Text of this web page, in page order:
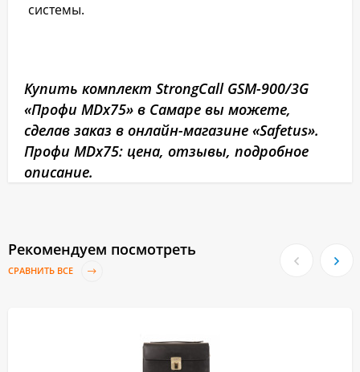
системы.
Купить комплект StrongCall GSM-900/3G
«Профи MDх75» в Самаре вы можете,
сделав заказ в онлайн-магазине «Safetus».
Профи MDх75: цена, отзывы, подробное
описание.
Рекомендуем посмотреть
СРАВНИТЬ ВСЕ